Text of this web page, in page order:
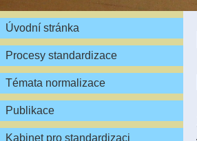
Úvodní stránka
Procesy standardizace
Témata normalizace
Publikace
Kabinet pro standardizaci